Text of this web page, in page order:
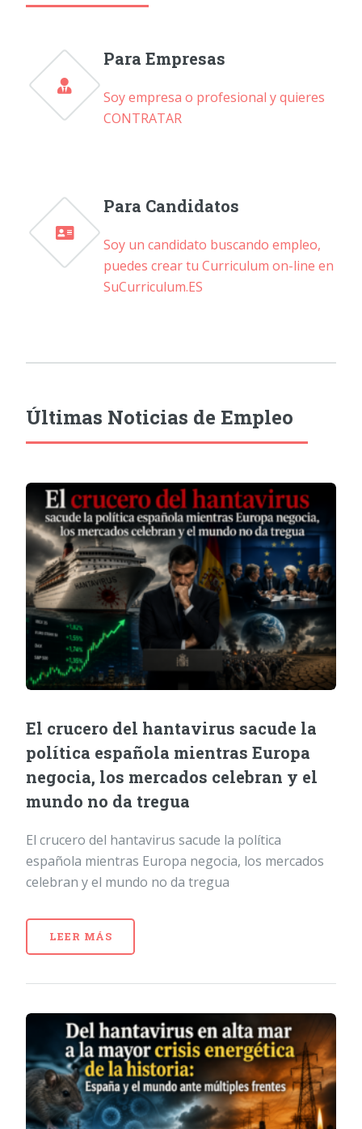
Para Empresas
Soy empresa o profesional y quieres
CONTRATAR
Para Candidatos
Soy un candidato buscando empleo,
puedes crear tu Curriculum on-line en
SuCurriculum.ES
Últimas Noticias de Empleo
El crucero del hantavirus sacude la
política española mientras Europa
negocia, los mercados celebran y el
mundo no da tregua
El crucero del hantavirus sacude la política
española mientras Europa negocia, los mercados
celebran y el mundo no da tregua
LEER MÁS